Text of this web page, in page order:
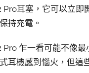
Pro耳塞，它可以立即
持充電。
Pro 乍一看可能不像
耳機感到惱火，但這